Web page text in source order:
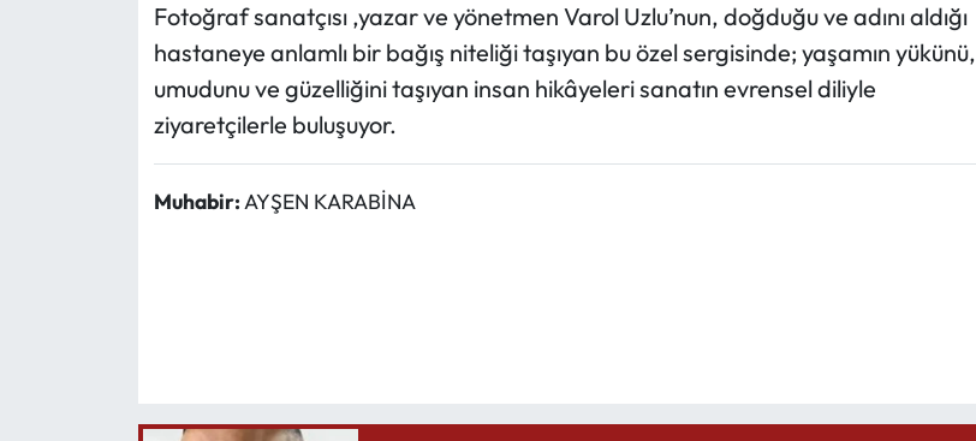
Fotoğraf sanatçısı ,yazar ve yönetmen Varol Uzlu’nun, doğduğu ve adını aldığı
hastaneye anlamlı bir bağış niteliği taşıyan bu özel sergisinde; yaşamın yükünü,
umudunu ve güzelliğini taşıyan insan hikâyeleri sanatın evrensel diliyle
ziyaretçilerle buluşuyor.
Muhabir:AYŞEN KARABİNA